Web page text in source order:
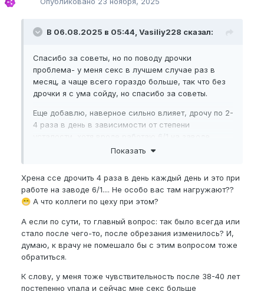
Еще такие проблемы могут быть из-за проблем с
нерва.
В 06.08.2025 в 05:44, Vasiliy228 сказал:
Спасибо за советы, но по поводу дрочки
проблема- у меня секс в лучшем случае раз в
месяц, а чаще всего гораздо больше, так что без
дрочки я с ума сойду, но спасибо за советы.
Еще добавлю, наверное сильно влияет, дрочу по 2-
4 раза в день в зависимости от степени
курю как паровоз и пью за троих(лучше в голову
Показать
Хрена ссе дрочить 4 раза в день каждый день и это при
работе на заводе 6/1.... Не особо вас там нагружают??
😁 А что коллеги по цеху при этом?
А если по сути, то главный вопрос: так было всегда или
стало после чего-то, после обрезания изменилось? И,
думаю, к врачу не помешало бы с этим вопросом тоже
обратиться.
К слову, у меня тоже чувствительность после 38-40 лет
постепенно упала и сейчас мне секс больше